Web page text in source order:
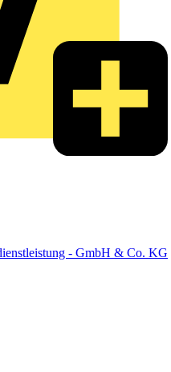
- GmbH & Co. KG